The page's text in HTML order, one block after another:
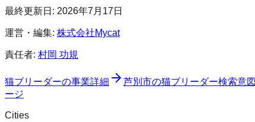
最終更新日: 2026年7月17日
運営・編集: 株式会社Mycat
責任者: 村岡 功規
猫ブリーダーの事業詳細 芦別市の猫ブリーダー検索意図
ージ
Cities